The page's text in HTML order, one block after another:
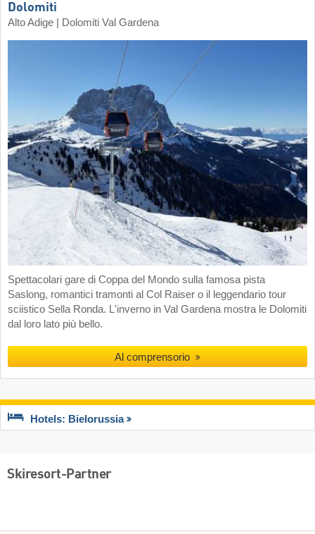
Dolomiti
Alto Adige | Dolomiti Val Gardena
Spettacolari gare di Coppa del Mondo sulla famosa pista
Saslong, romantici tramonti al Col Raiser o il leggendario tour
sciistico Sella Ronda. L'inverno in Val Gardena mostra le Dolomiti
dal loro lato più bello.
Al comprensorio
Hotels: Bielorussia
Skiresort-Partner